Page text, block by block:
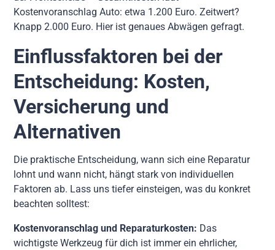
Kostenvoranschlag Auto: etwa 1.200 Euro. Zeitwert?
Knapp 2.000 Euro. Hier ist genaues Abwägen gefragt.
Einflussfaktoren bei der
Entscheidung: Kosten,
Versicherung und
Alternativen
Die praktische Entscheidung, wann sich eine Reparatur
lohnt und wann nicht, hängt stark von individuellen
Faktoren ab. Lass uns tiefer einsteigen, was du konkret
beachten solltest:
Kostenvoranschlag und Reparaturkosten: Das
wichtigste Werkzeug für dich ist immer ein ehrlicher,